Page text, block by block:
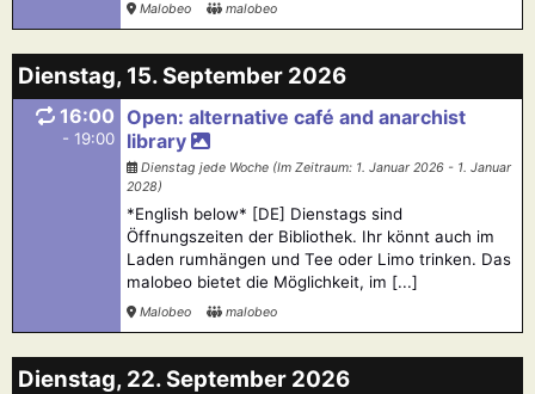
Malobeo malobeo
Dienstag, 15. September 2026
16:00
- 19:00
Open: alternative café and anarchist
library
Dienstag jede Woche (Im Zeitraum: 1. Januar 2026 - 1. Januar
2028)
*English below* [DE] Dienstags sind
Öffnungszeiten der Bibliothek. Ihr könnt auch im
Laden rumhängen und Tee oder Limo trinken. Das
malobeo bietet die Möglichkeit, im [...]
Malobeo malobeo
Dienstag, 22. September 2026